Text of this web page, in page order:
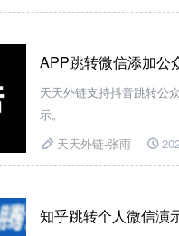
APP跳转微信添加公
天天外链支持抖音跳转公
示。
天天外链-张雨
知乎跳转个人微信演